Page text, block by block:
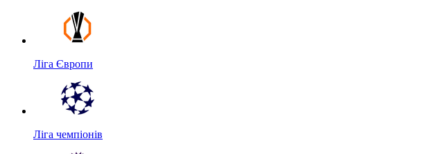
Ліга Європи
Ліга чемпіонів